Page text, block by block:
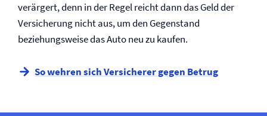
verärgert, denn in der Regel reicht dann das Geld der
Versicherung nicht aus, um den Gegenstand
beziehungsweise das Auto neu zu kaufen.
So wehren sich Versicherer gegen Betrug